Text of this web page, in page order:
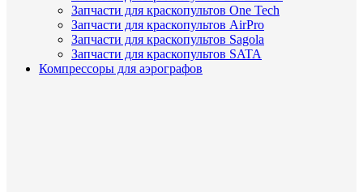
Запчасти для краскопультов One Tech
Запчасти для краскопультов AirPro
Запчасти для краскопультов Sagola
Запчасти для краскопультов SATA
Компрессоры для аэрографов